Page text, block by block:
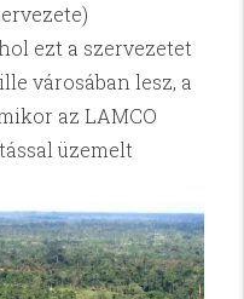
ezt a szervezetet
városában lesz, a
az LAMCO
üzemelt